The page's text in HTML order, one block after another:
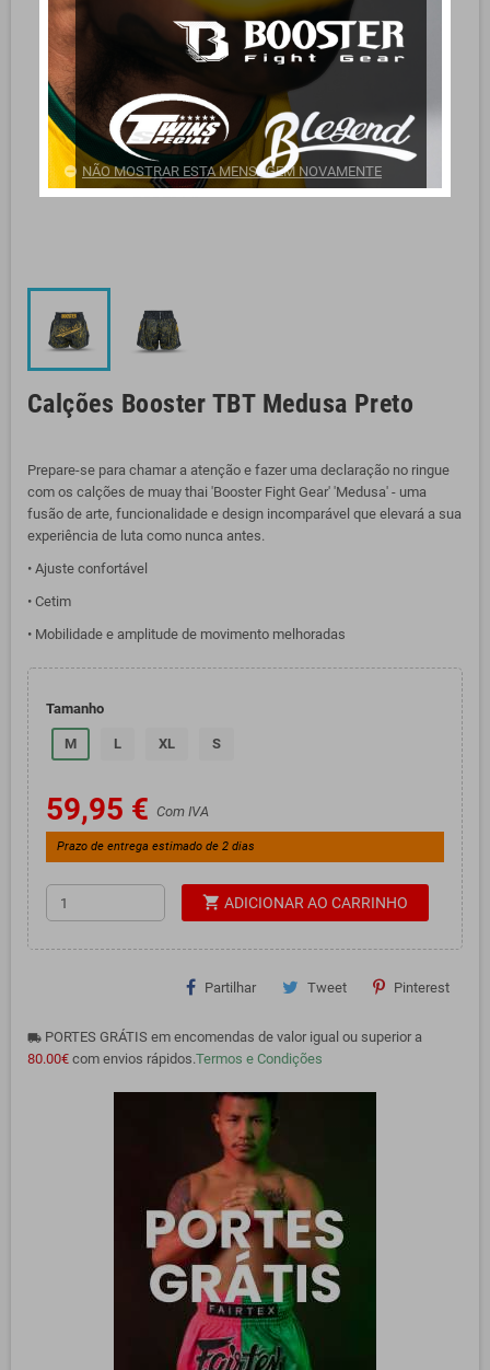
Calções Booster TBT Medusa Preto
Prepare-se para chamar a atenção e fazer uma declaração no ringue
com os calções de muay thai 'Booster Fight Gear' 'Medusa' - uma
fusão de arte, funcionalidade e design incomparável que elevará a sua
experiência de luta como nunca antes.
• Ajuste confortável
• Cetim
• Mobilidade e amplitude de movimento melhoradas
Tamanho
M L XL S
59,95 € Com IVA
Prazo de entrega estimado de 2 dias
shopping_cart ADICIONAR AO CARRINHO
Partilhar Tweet Pinterest
local_shipping PORTES GRÁTIS em encomendas de valor igual ou superior a
80.00€ com envios rápidos.Termos e Condições
NÃO MOSTRAR ESTA MENSAGEM NOVAMENTE